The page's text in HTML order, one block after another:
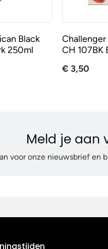
Black
250ml
CH 107BK
€ 3,50
Meld je aan
voor onze nieuwsbrief en